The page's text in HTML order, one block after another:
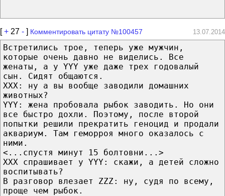
[+ 27 - ] Комментировать цитату №100457 13.07.2014
Встретились трое, теперь уже мужчин,
которые очень давно не виделись. Все
женаты, а у YYY уже даже трех годовалый
сын. Сидят общаются.
ХХХ: ну а вы вообще заводили домашних
животных?
YYY: жена пробовала рыбок заводить. Но они
все быстро дохли. Поэтому, после второй
попытки решили прекратить геноцид и продали
аквариум. Там геморроя много оказалось с
ними.
<...спустя минут 15 болтовни...>
ХХХ спрашивает у YYY: скажи, а детей сложно
воспитывать?
В разговор влезает ZZZ: ну, судя по всему,
проще чем рыбок.